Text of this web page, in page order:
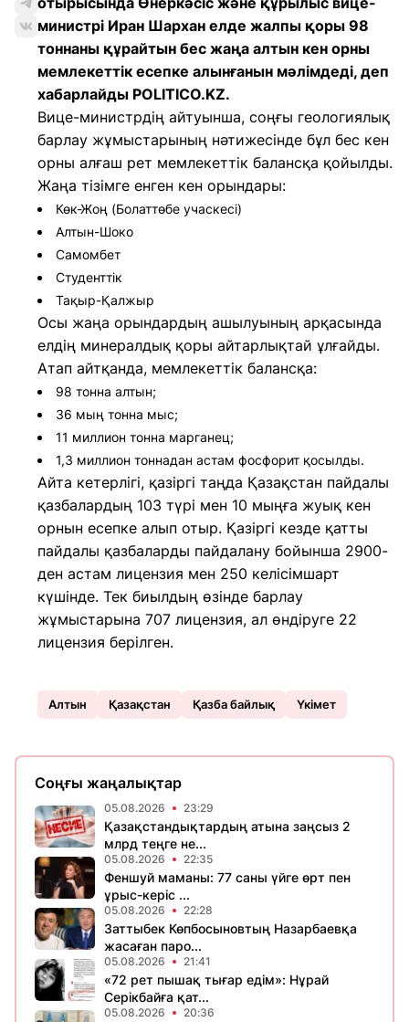
министрі Иран Шархан елде жалпы қоры 98
тоннаны құрайтын бес жаңа алтын кен орны
мемлекеттік есепке алынғанын мәлімдеді, деп
хабарлайды POLITICO.KZ.
Вице-министрдің айтуынша, соңғы геологиялық
барлау жұмыстарының нәтижесінде бұл бес кен
орны алғаш рет мемлекеттік балансқа қойылды.
Жаңа тізімге енген кен орындары:
Көк-Жоң (Болаттөбе учаскесі)
Алтын-Шоко
Самомбет
Студенттік
Тақыр-Қалжыр
Осы жаңа орындардың ашылуының арқасында
елдің минералдық қоры айтарлықтай ұлғайды.
Атап айтқанда, мемлекеттік балансқа:
98 тонна алтын;
36 мың тонна мыс;
11 миллион тонна марганец;
1,3 миллион тоннадан астам фосфорит қосылды.
Айта кетерлігі, қазіргі таңда Қазақстан пайдалы
қазбалардың 103 түрі мен 10 мыңға жуық кен
орнын есепке алып отыр. Қазіргі кезде қатты
пайдалы қазбаларды пайдалану бойынша 2900-
ден астам лицензия мен 250 келісімшарт
күшінде. Тек биылдың өзінде барлау
жұмыстарына 707 лицензия, ал өндіруге 22
лицензия берілген.
Алтын Қазақстан Қазба байлық Үкімет
Соңғы жаңалықтар
05.08.2026 23:29
Қазақстандықтардың атына заңсыз 2
млрд теңге не...
05.08.2026 22:35
Феншуй маманы: 77 саны үйге өрт пен
ұрыс-керіс ...
05.08.2026 22:28
Заттыбек Көпбосыновтың Назарбаевқа
жасаған паро...
05.08.2026 21:41
«72 рет пышақ тығар едім»: Нұрай
Серікбайға қат...
05.08.2026 20:36